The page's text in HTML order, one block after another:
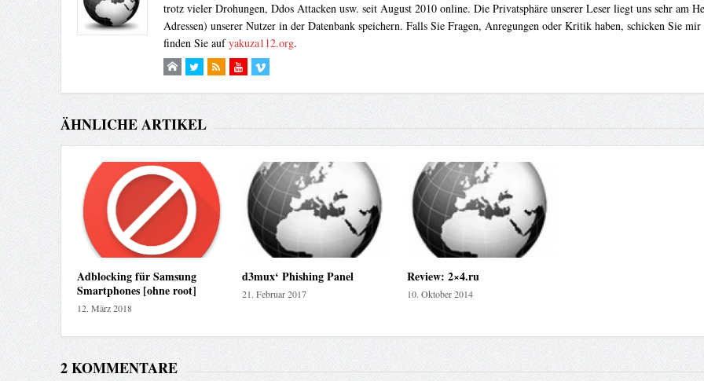
trotz vieler Drohungen, Ddos Attacken usw. seit August 2010 online. Die Privatsphäre unserer Leser liegt uns sehr am
Adressen) unserer Nutzer in der Datenbank speichern. Falls Sie Fragen, Anregungen oder Kritik haben, schicken Sie
finden Sie aufyakuza112.org.
ÄHNLICHE ARTIKEL
Adblocking für Samsung
Smartphones [ohne root]
12. März 2018
d3mux‘ Phishing Panel
21. Februar 2017
Review: 2×4.ru
10. Oktober 2014
2 KOMMENTARE